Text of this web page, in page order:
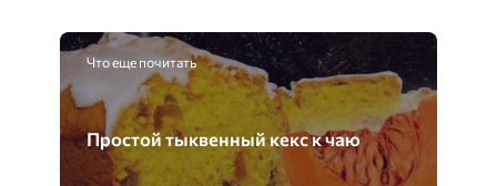
Что еще почитать
Простой тыквенный кекс к чаю